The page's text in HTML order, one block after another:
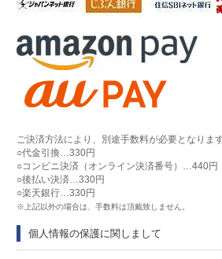
ご決済方法により、別途手数料が必要となります
○代金引換…330円
○コンビニ決済（オンライン決済番号）…440円
○後払い決済…330円
○楽天銀行…330円
※上記以外の場合は、手数料は頂戴致しません。
個人情報の保護に関しまして
店長おすすめセット
神戸土産・神戸スイーツ
季節限定商品
関西・その他のお土産
ＫＯＢＥ十二星座シリーズ
神戸限定雑貨